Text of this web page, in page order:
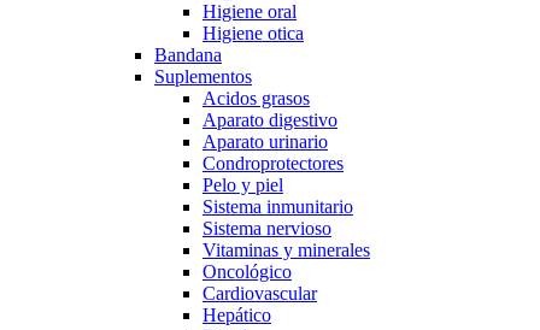
Higiene oral
Higiene otica
Bandana
Suplementos
Acidos grasos
Aparato digestivo
Aparato urinario
Condroprotectores
Pelo y piel
Sistema inmunitario
Sistema nervioso
Vitaminas y minerales
Oncológico
Cardiovascular
Hepático